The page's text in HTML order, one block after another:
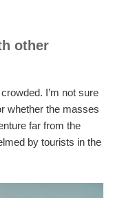
other
I’m not sure
whether the masses
far from the
by tourists in the